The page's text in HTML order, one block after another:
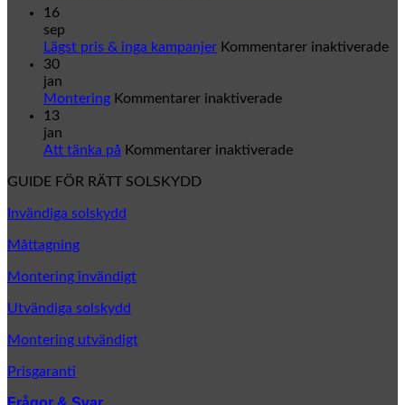
–
markis
ny
16
sep
Lägst pris & inga kampanjer Kommentarer inaktiverade
30
jan
Montering Kommentarer inaktiveradeför
13
jan
Att tänka på Kommentarer inaktiveradeför
GUIDE FÖR RÄTT SOLSKYDD
Invändiga solskydd
Måttagning
Montering invändigt
Utvändiga solskydd
Montering utvändigt
Prisgaranti